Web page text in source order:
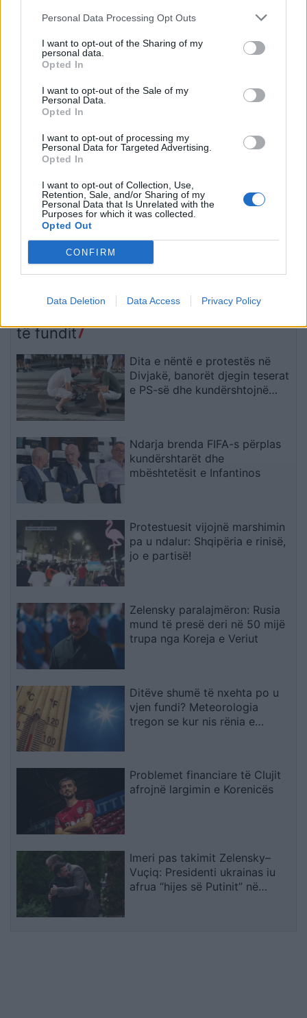
Personal Data Processing Opt Outs
I want to opt-out of the Sharing of my
personal data.
Opted In
I want to opt-out of the Sale of my
Personal Data.
Opted In
I want to opt-out of processing my
Personal Data for Targeted Advertising.
Opted In
I want to opt-out of Collection, Use,
Retention, Sale, and/or Sharing of my
Personal Data that Is Unrelated with the
Purposes for which it was collected.
Opted Out
CONFIRM
Data Deletion Data Access Privacy Policy
Pjesëtari i MUP-it serb
ja ia heq shtetësinë e
Kosovës
nga mediat
ndërkombëtare
Luçiq shpallet “non grata”
paralajmëron për
Turp, sidomos për një ish-
të fundit
Dita e nëntë e protestës në
Divjakë, banorët djegin teserat
e PS-së dhe kundërshtojnë
Ndarja brenda FIFA-s përplas
kundërshtarët dhe
mbështetësit e Infantinos
Protestuesit vijojnë marshimin
pa u ndalur: Shqipëria e rinisë,
jo e partisë!
Zelensky paralajmëron: Rusia
mund të presë deri në 50 mijë
trupa nga Koreja e Veriut
Ditëve shumë të nxehta po u
vjen fundi? Meteorologia
tregon se kur nis rënia e
Problemet financiare të Clujit
afrojnë largimin e Korenicës
Imeri pas takimit Zelensky–
Vuçiq: Presidenti ukrainas iu
afrua “hijes së Putinit” në